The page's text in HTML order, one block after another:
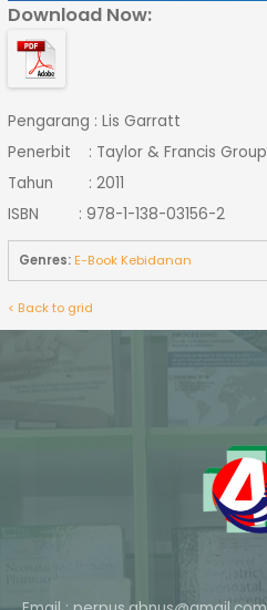
Download Now:
Pengarang : Lis Garratt
Penerbit : Taylor & Francis Group
Tahun : 2011
ISBN : 978-1-138-03156-2
Genres:E-Book Kebidanan
< Back to grid